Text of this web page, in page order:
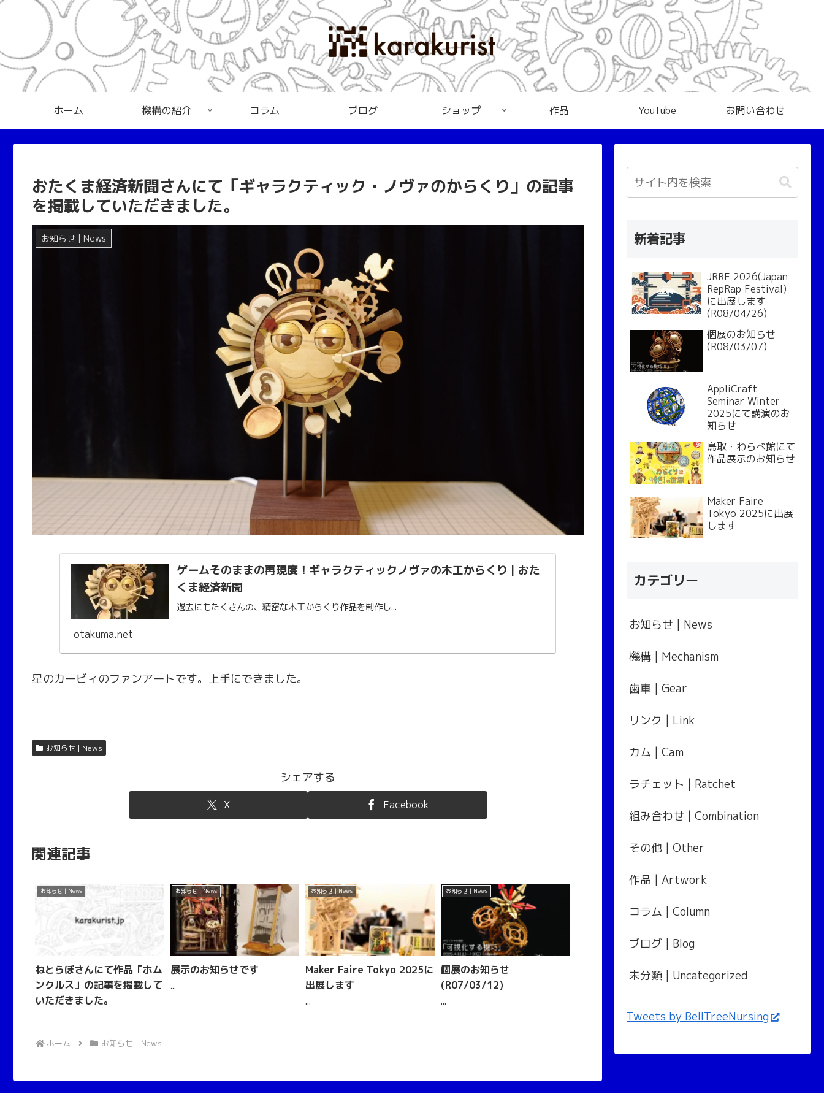
ホーム 機構の紹介 コラム ブログ ショップ 作品 YouTube お問い合わせ
おたくま経済新聞さんにて「ギャラクティック・ノヴァのからくり」の記事
を掲載していただきました。
お知らせ | News
ゲームそのままの再現度！ギャラクティックノヴァの木工からくり | おた
くま経済新聞
過去にもたくさんの、精密な木工からくり作品を制作し...
otakuma.net
星のカービィのファンアートです。上手にできました。
お知らせ | News
シェアする
X Facebook
関連記事
お知らせ | News
ねとらぼさんにて作品「ホム
ンクルス」の記事を掲載して
いただきました。
お知らせ | News
展示のお知らせです
...
お知らせ | News
Maker Faire Tokyo 2025に
出展します
...
お知らせ | News
個展のお知らせ
(R07/03/12)
...
ホーム お知らせ | News
新着記事
JRRF 2026(Japan
RepRap Festival)
に出展します
(R08/04/26)
個展のお知らせ
(R08/03/07)
AppliCraft
Seminar Winter
2025にて講演のお
知らせ
鳥取・わらべ館にて
作品展示のお知らせ
Maker Faire
Tokyo 2025に出展
します
カテゴリー
お知らせ | News
機構 | Mechanism
歯車 | Gear
リンク | Link
カム | Cam
ラチェット | Ratchet
組み合わせ | Combination
その他 | Other
作品 | Artwork
コラム | Column
ブログ | Blog
未分類 | Uncategorized
Tweets by BellTreeNursing